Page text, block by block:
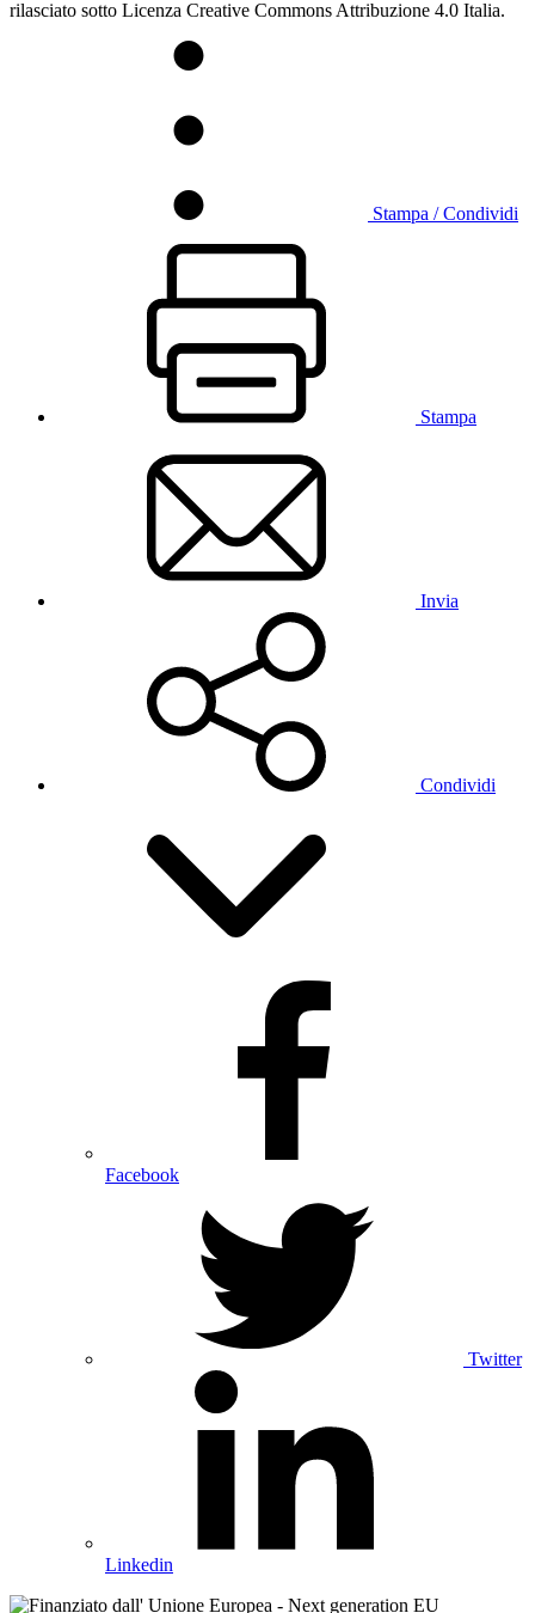
rilasciato sotto Licenza Creative Commons Attribuzione 4.0 Italia.
Stampa / Condividi
Stampa
Invia
Condividi
Facebook
Twitter
Linkedin